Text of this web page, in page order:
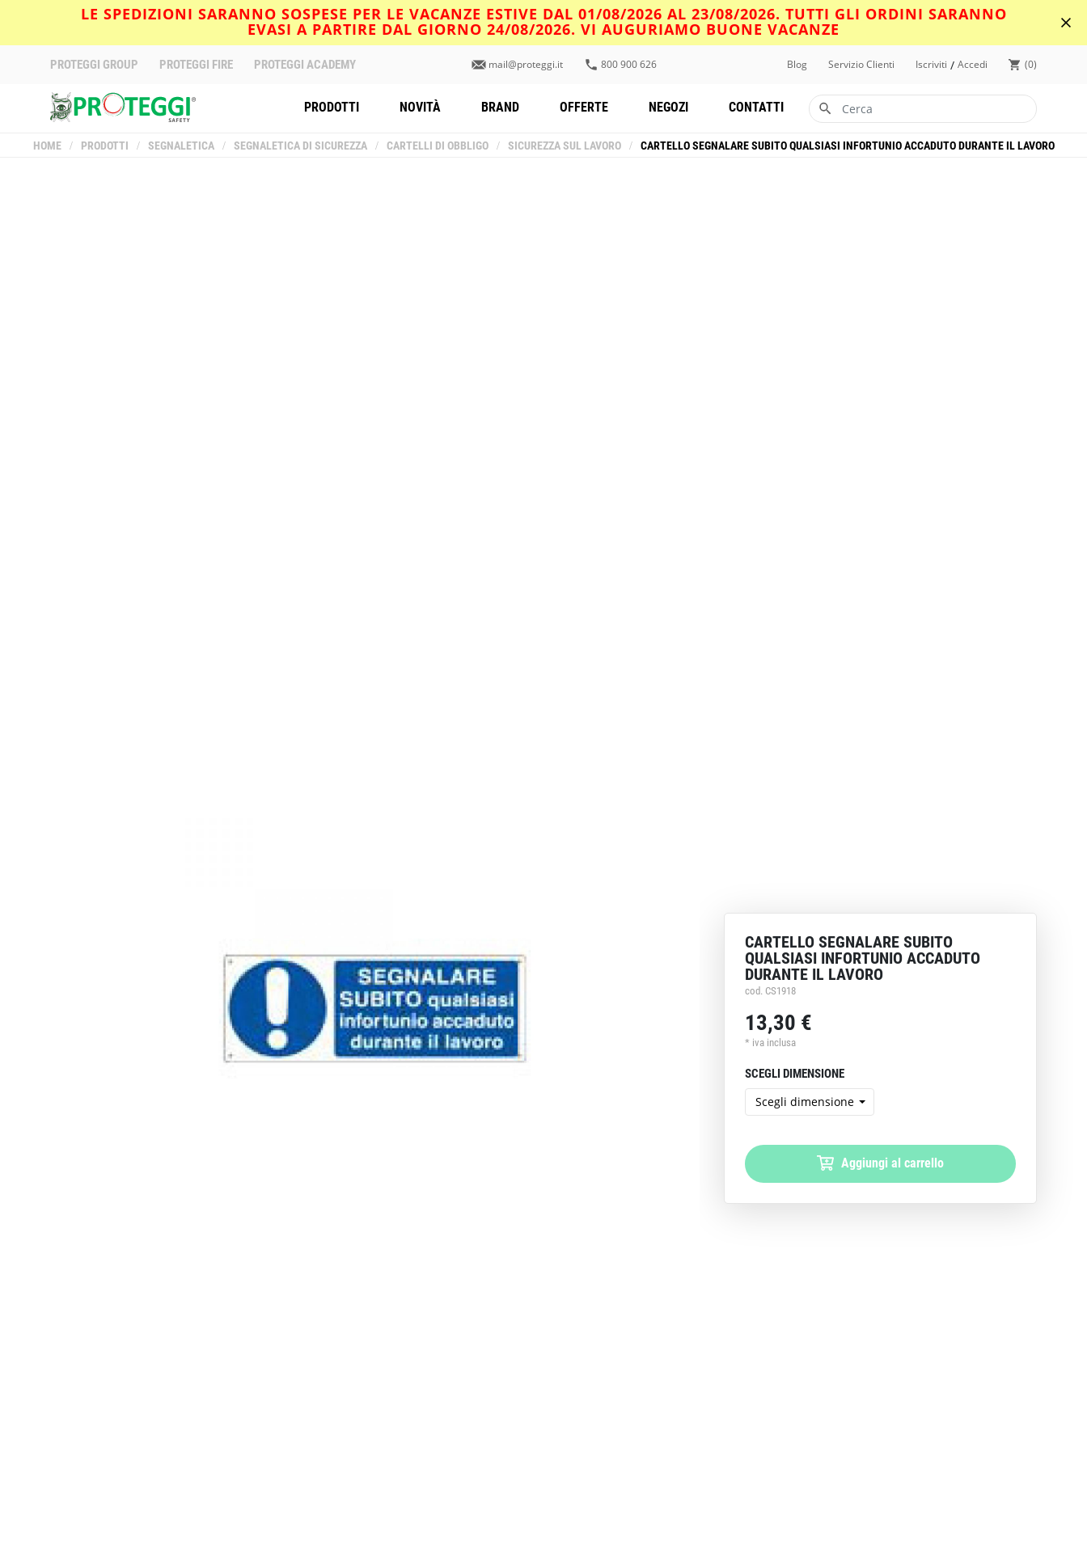
LE SPEDIZIONI SARANNO SOSPESE PER LE VACANZE ESTIVE DAL 01/08/2026 AL 23/08/2026. TUTTI GLI ORDINI SARANNO
EVASI A PARTIRE DAL GIORNO 24/08/2026. VI AUGURIAMO BUONE VACANZE
PROTEGGI GROUP PROTEGGI FIRE PROTEGGI ACADEMY mail@proteggi.it 800 900 626 Blog Servizio Clienti Iscriviti / Accedi 0
PRODOTTI NOVITÀ BRAND OFFERTE NEGOZI CONTATTI
HOME / PRODOTTI / SEGNALETICA / SEGNALETICA DI SICUREZZA / CARTELLI DI OBBLIGO / SICUREZZA SUL LAVORO / CARTELLO SEGNALARE SUBITO QUALSIASI INFORTUNIO ACCADUTO DURANTE IL LAVORO
CARTELLO SEGNALARE SUBITO
QUALSIASI INFORTUNIO ACCADUTO
DURANTE IL LAVORO
cod. CS1918
13,30 €
* iva inclusa
SCEGLI DIMENSIONE
Scegli dimensione
Aggiungi al carrello